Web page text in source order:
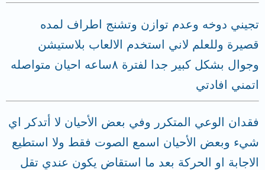
تجيني دوخه وعدم توازن وتشنج اطراف لمده
قصيرة وللعلم لاني استخدم الالعاب بلاستيشن
وجوال بشكل كبير جدا لفترة ٨ساعه احيان متواصله
اتمني افادتي
فقدان الوعي المتكرر وفي بعض الأحيان لا أتدكر اي
شيء وبعض الأحيان اسمع الصوت فقط ولا استطيع
الاجابة او الحركة بعد ما استقاض يكون عندي تقل